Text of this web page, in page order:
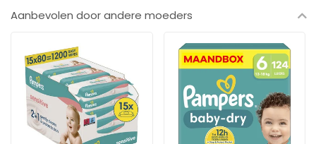
voorkomen
Oeko-Tex
Aanbevolen door andere moeders